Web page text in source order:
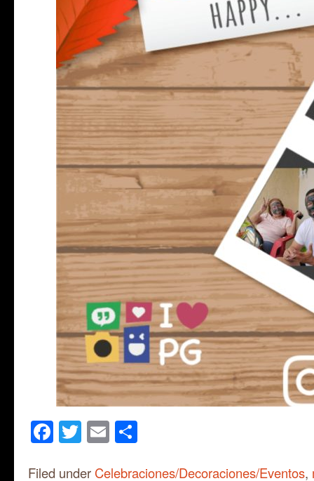
Facebook
Twitter
Email
Filed under Celebraciones/Decoraciones/Eventos,